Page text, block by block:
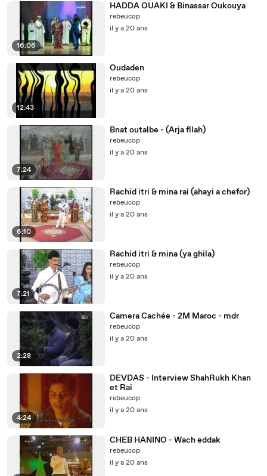
16:06
HADDA OUAKI & Binassar Oukouya
rebeucop
il y a 20 ans
12:43
Oudaden
rebeucop
il y a 20 ans
7:24
Bnat outalbe - (Arja fllah)
rebeucop
il y a 20 ans
6:10
Rachid itri & mina rai (ahayi a chefor)
rebeucop
il y a 20 ans
7:21
Rachid itri & mina (ya ghila)
rebeucop
il y a 20 ans
2:28
Camera Cachée - 2M Maroc - mdr
rebeucop
il y a 20 ans
4:24
DEVDAS - Interview ShahRukh Khan
et Rai
rebeucop
il y a 20 ans
CHEB HANINO - Wach eddak
rebeucop
il y a 20 ans